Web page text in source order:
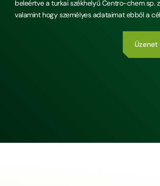
beleértve a turkai székhelyű Centro-chem sp.
valamint hogy személyes adataimat ebből a